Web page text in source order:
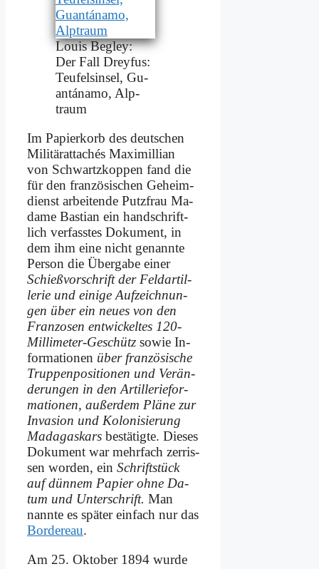
Lou­is Be­gley:
Der Fall Drey­fus:
Teu­fels­in­sel, Gu­
an­tá­na­mo, Alp­
traum
Im Pa­pier­korb des deut­schen
Mi­li­tär­at­ta­chés Ma­xi­mil­li­an
von Schwartz­kop­pen fand die
für den fran­zö­si­schen Ge­heim­
dienst ar­bei­ten­de Putz­frau Ma­
dame Ba­sti­an ein hand­schrift­
lich ver­fass­tes Do­ku­ment, in
dem ihm ei­ne nicht ge­nann­te
Per­son die Über­ga­be ei­ner
Schieß­vor­schrift der Feld­ar­til­
le­rie und ei­ni­ge Auf­zeich­nun­
gen über ein neu­es von den
Fran­zo­sen ent­wickel­tes 120-
Mil­li­me­ter-Ge­schütz so­wie In­
for­ma­tio­nen über fran­zö­si­sche
Trup­pen­po­si­tio­nen und Ver­än­
de­run­gen in den Ar­til­le­rie­for­
ma­tio­nen, au­ßer­dem Plä­ne zur
In­va­si­on und Ko­lo­ni­sie­rung
Ma­da­gas­kars be­stä­tig­te. Die­ses
Do­ku­ment war mehr­fach zer­ris­
sen wor­den, ein Schrift­stück
auf dün­nem Pa­pier oh­ne Da­
tum und Un­ter­schrift. Man
nann­te es spä­ter ein­fach nur das
Bor­de­reau.
Am 25. Ok­to­ber 1894 wur­de